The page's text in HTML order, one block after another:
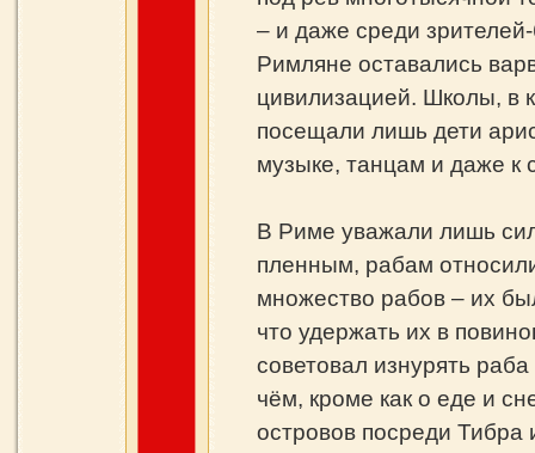
– и даже среди
Римляне оставались
цивилизацией. Школы, в
посещали лишь дети
музыке, танцам и даже к
В Риме уважали лишь
пленным, рабам
множество рабов – их
что удержать их в
советовал изнурять
чём, кроме как о еде и
островов посреди Тибра